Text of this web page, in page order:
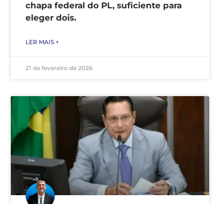
chapa federal do PL, suficiente para
eleger dois.
LER MAIS +
21 de fevereiro de 2026